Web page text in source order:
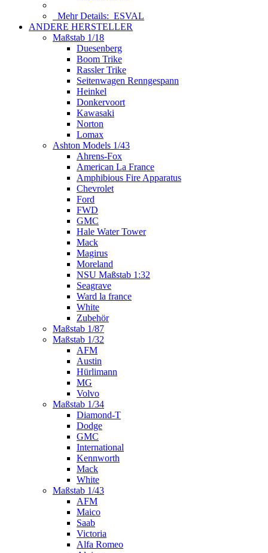
Mehr Details: ESVAL
ANDERE HERSTELLER
Maßstab 1/18
Duesenberg
Boom Trike
Rassler Trike
Seitenwagen Renngespann
Heinkel
Donkervoort
Kawasaki
Norton
Lomax
Ashton Models 1/43
Ahrens-Fox
American La France
Amphibious Fire Apparatus
Chevrolet
Ford
FWD
GMC
Hale Water Tower
Mack
Magirus
Moreland
NSU Maßstab 1:32
Seagrave
Ward la france
White
Zubehör
Maßstab 1/87
Maßstab 1/32
AFM
Austin
Hürlimann
MG
Volvo
Maßstab 1/34
Diamond-T
Dodge
GMC
International
Kennworth
Mack
White
Maßstab 1/43
AFM
Maico
Saab
Victoria
Alfa Romeo